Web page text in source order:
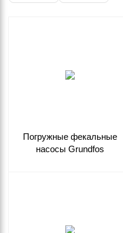
Погружные фекальные
насосы Grundfos